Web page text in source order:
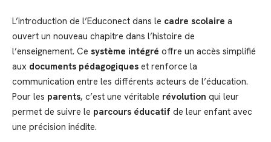
L’introduction de l’Educonect dans le cadre scolaire a
ouvert un nouveau chapitre dans l’histoire de
l’enseignement. Ce système intégré offre un accès simplifié
aux documents pédagogiques et renforce la
communication entre les différents acteurs de l’éducation.
Pour les parents, c’est une véritable révolution qui leur
permet de suivre le parcours éducatif de leur enfant avec
une précision inédite.